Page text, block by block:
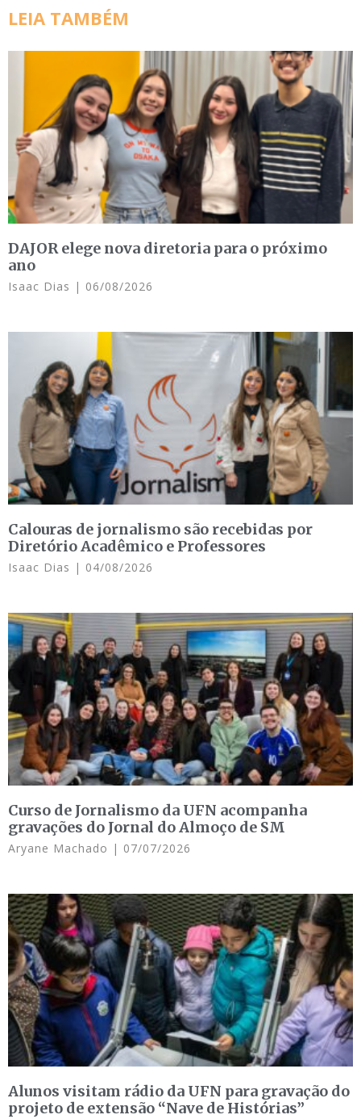
LEIA TAMBÉM
DAJOR elege nova diretoria para o próximo
ano
Isaac Dias 06/08/2026
Calouras de jornalismo são recebidas por
Diretório Acadêmico e Professores
Isaac Dias 04/08/2026
Curso de Jornalismo da UFN acompanha
gravações do Jornal do Almoço de SM
Aryane Machado 07/07/2026
Alunos visitam rádio da UFN para gravação do
projeto de extensão “Nave de Histórias”